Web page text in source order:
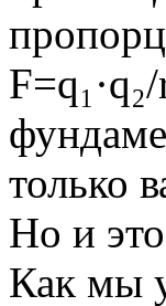
только
Но и
Как мы